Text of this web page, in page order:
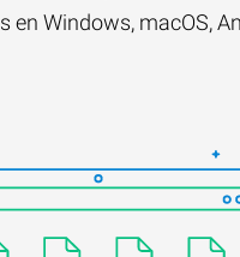
en Windows, macOS,